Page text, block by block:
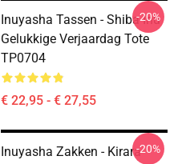
Inuyasha Tassen - Shiba Inu
Gelukkige Verjaardag Tote
TP0704
€ 22,95 - € 27,55
-20%
Inuyasha Zakken - Kirara-20%